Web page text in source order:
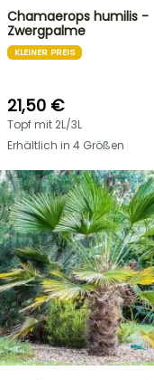
Chamaerops humilis -
Zwergpalme
KLEINER PREIS
21,50 €
Topf mit 2L/3L
Erhältlich in 4 Größen